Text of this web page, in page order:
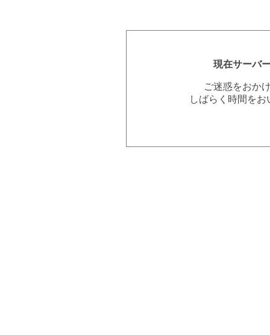
現在サーバ
ご迷惑をおか
しばらく時間を